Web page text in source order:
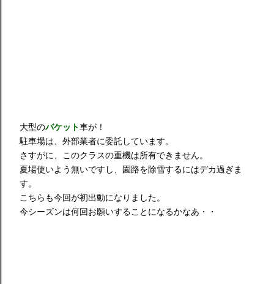
大型のバケット車が！
駐車場は、外部業者に委託しています。
さすがに、このクラスの重機は所有できません。
夏場使いよう無いですし、園路を除雪するにはデカ過ぎま
す。
こちらも今回が初出動になりました。
今シーズンは何回お願いすることになるかなあ・・